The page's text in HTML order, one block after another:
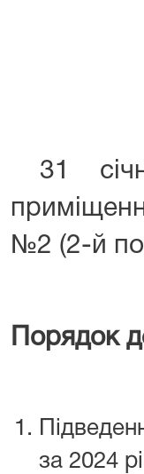
31
№2 (2-й
Порядок
за 2024